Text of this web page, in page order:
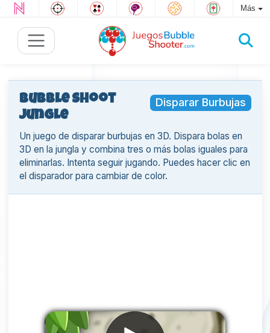
Más
Disparar Burbujas
Bubble Shoot
Jungle
Un juego de disparar burbujas en 3D. Dispara bolas en
3D en la jungla y combina tres o más bolas iguales para
eliminarlas. Intenta seguir jugando. Puedes hacer clic en
el disparador para cambiar de color.